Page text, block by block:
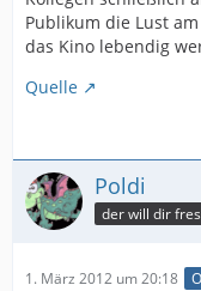
Publikum die Lust
das Kino lebendig
Quelle
Poldi
der will dir
1. März 2012 um 20:18